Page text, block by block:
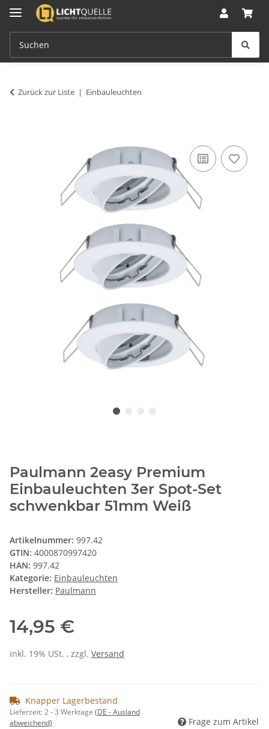
Zurück zur Liste Einbauleuchten
Paulmann 2easy Premium
Einbauleuchten 3er Spot-Set
schwenkbar 51mm Weiß
Artikelnummer: 997.42
GTIN: 4000870997420
HAN: 997.42
Kategorie: Einbauleuchten
Hersteller: Paulmann
14,95 €
inkl. 19% USt. , zzgl. Versand
Knapper Lagerbestand
Lieferzeit:2 - 3 Werktage (DE - Ausland
abweichend)
Frage zum Artikel